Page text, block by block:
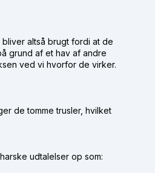
bliver altså brugt fordi at de
grund af et hav af andre
ved vi hvorfor de virker.
de tomme trusler, hvilket
udtalelser op som: